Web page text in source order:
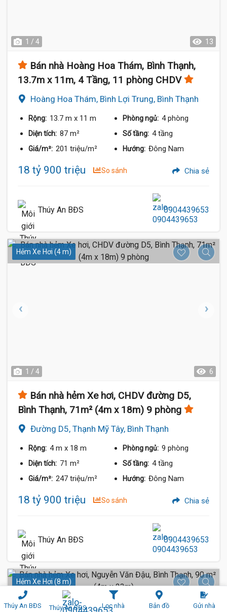
Thúy An BĐS Thúy An BĐS Lọc nhà Bản đồ Gửi nhà
1 / 4 13
Bán nhà Hoàng Hoa Thám, Bình Thạnh,
13.7m x 11m, 4 Tầng, 11 phòng CHDV
Hoàng Hoa Thám, Bình Lợi Trung, Bình Thạnh
Rộng: 13.7 m x 11 m Phòng ngủ: 4 phòng
Diện tích: 87 m² Số tầng: 4 tầng
Giá/m²: 201 triệu/m² Hướng: Đông Nam
18 tỷ 900 triệu So sánh Chia sẻ
Thúy An BĐS 0904439653
Hẻm Xe Hơi (4 m)
1 / 4 6
Bán nhà hẻm Xe hơi, CHDV đường D5,
Bình Thạnh, 71m² (4m x 18m) 9 phòng
Đường D5, Thạnh Mỹ Tây, Bình Thạnh
Rộng: 4 m x 18 m Phòng ngủ: 9 phòng
Diện tích: 71 m² Số tầng: 4 tầng
Giá/m²: 247 triệu/m² Hướng: Đông Nam
18 tỷ 900 triệu So sánh Chia sẻ
Thúy An BĐS 0904439653
Hẻm Xe Hơi (8 m)